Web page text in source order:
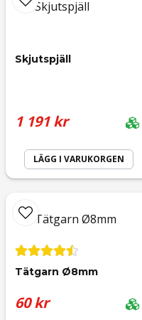
Mejladress
Skjutspjäll
1 191 kr
LÄGG I VARUKORGEN
Tätgarn Ø8mm
60 kr